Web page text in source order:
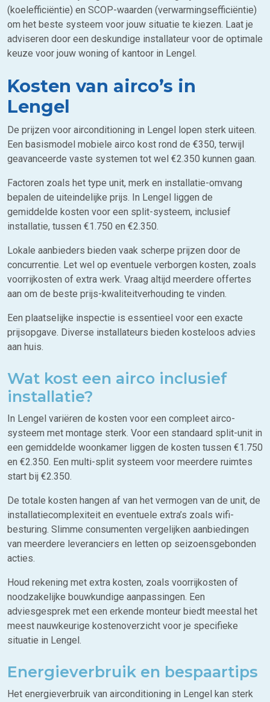
(koelefficiëntie) en SCOP-waarden (verwarmingsefficiëntie)
om het beste systeem voor jouw situatie te kiezen. Laat je
adviseren door een deskundige installateur voor de optimale
keuze voor jouw woning of kantoor in Lengel.
Kosten van airco’s in
Lengel
De prijzen voor airconditioning in Lengel lopen sterk uiteen.
Een basismodel mobiele airco kost rond de €350, terwijl
geavanceerde vaste systemen tot wel €2.350 kunnen gaan.
Factoren zoals het type unit, merk en installatie-omvang
bepalen de uiteindelijke prijs. In Lengel liggen de
gemiddelde kosten voor een split-systeem, inclusief
installatie, tussen €1.750 en €2.350.
Lokale aanbieders bieden vaak scherpe prijzen door de
concurrentie. Let wel op eventuele verborgen kosten, zoals
voorrijkosten of extra werk. Vraag altijd meerdere offertes
aan om de beste prijs-kwaliteitverhouding te vinden.
Een plaatselijke inspectie is essentieel voor een exacte
prijsopgave. Diverse installateurs bieden kosteloos advies
aan huis.
Wat kost een airco inclusief
installatie?
In Lengel variëren de kosten voor een compleet airco-
systeem met montage sterk. Voor een standaard split-unit in
een gemiddelde woonkamer liggen de kosten tussen €1.750
en €2.350. Een multi-split systeem voor meerdere ruimtes
start bij €2.350.
De totale kosten hangen af van het vermogen van de unit, de
installatiecomplexiteit en eventuele extra’s zoals wifi-
besturing. Slimme consumenten vergelijken aanbiedingen
van meerdere leveranciers en letten op seizoensgebonden
acties.
Houd rekening met extra kosten, zoals voorrijkosten of
noodzakelijke bouwkundige aanpassingen. Een
adviesgesprek met een erkende monteur biedt meestal het
meest nauwkeurige kostenoverzicht voor je specifieke
situatie in Lengel.
Energieverbruik en bespaartips
Het energieverbruik van airconditioning in Lengel kan sterk